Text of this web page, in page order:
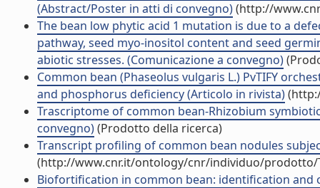
(Abstract/Poster in atti di convegno)(http://
The bean low phytic acid 1 mutation is due to a
pathway, seed myo-inositol content and seed
abiotic stresses. (Comunicazione a convegno)
Common bean (Phaseolus vulgaris L.) PvTIFY
and phosphorus deficiency (Articolo in rivista)
Trascriptome of common bean-Rhizobium
convegno)(Prodotto della ricerca)
Transcript profiling of common bean nodules
(http://www.cnr.it/ontology/cnr/individuo/prodotto/
Biofortification in common bean: identification and